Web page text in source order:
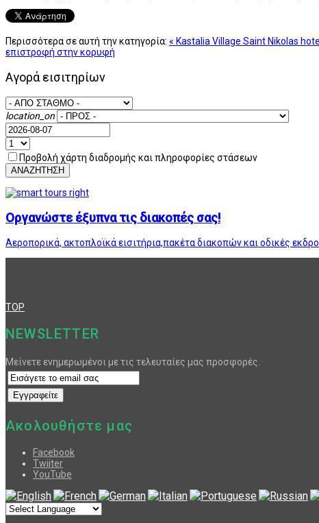
Περισσότερα σε αυτή την κατηγορία: « Kastalia Village Saint Nikolas
επιστροφή στην κορυφή
Αγορά εισιτηρίων
location_on
Προβολή χάρτη διαδρομής και πληροφορίες στάσεων
ΑΝΑΖΗΤΗΣΗ
Οργανώστε έξυπνα τις διακοπές σας!
Αεροπορικά, ακτοπλοϊκά εισιτήρια,πακέτα διακοπών και οδικές
TOP
NEWSLETTER
Μείνετε ενημερωμένοι με τις τελευταίες μας προσφορές.
Ακολουθήστε μας
Facebook
Twiiter
YouTube